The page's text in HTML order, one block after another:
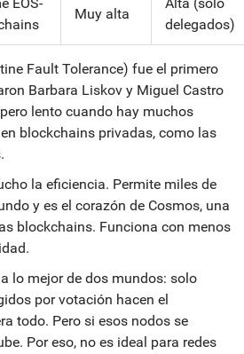
Muy alta
delegados)
Fault Tolerance) fue el primero
Barbara Liskov y Miguel Castro
lento cuando hay muchos
blockchains privadas, como las
la eficiencia. Permite miles de
y es el corazón de Cosmos, una
blockchains. Funciona con menos
lo mejor de dos mundos: solo
por votación hacen el
todo. Pero si esos nodos se
Por eso, no es ideal para redes